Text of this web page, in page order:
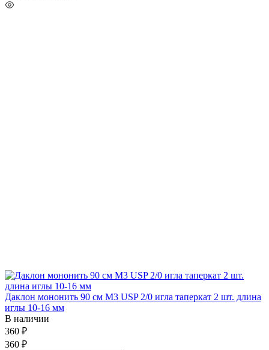
Даклон мононить 90 см М3 USP 2/0 игла таперкат 2 шт. длина
иглы 10-16 мм
В наличии
360 ₽
360 ₽